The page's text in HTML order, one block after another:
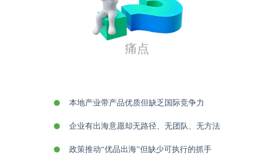
痛点
本地产业带产品优质但缺乏国际竞争力
企业有出海意愿却无路径、无团队、无方法
政策推动“优品出海”但缺少可执行的抓手